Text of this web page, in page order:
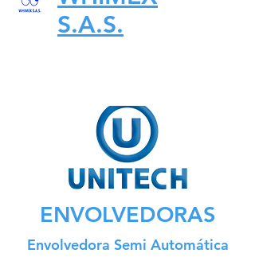
S.A.S.
Envolvedora Semi Automática
ENVOLVEDORAS